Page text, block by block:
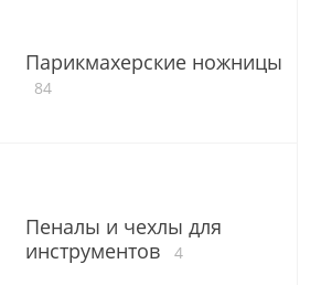
Парикмахерские ножницы
84
Пеналы и чехлы для
инструментов
4